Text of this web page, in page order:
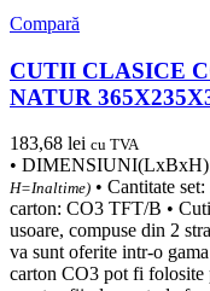
Compară
CUTII CLASICE
NATUR
183,68 lei cu TVA
•
H=Inaltime) • Cantitate
carton: CO3 TFT/B •
usoare, compuse din 2
va sunt oferite intr-o
carton CO3 pot fi folosite